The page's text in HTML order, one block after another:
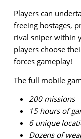
Players can
freeing hostages,
rival sniper within
players choose
forces gameplay!
The full mobile
200 missions
15 hours of
6 unique
Dozens of